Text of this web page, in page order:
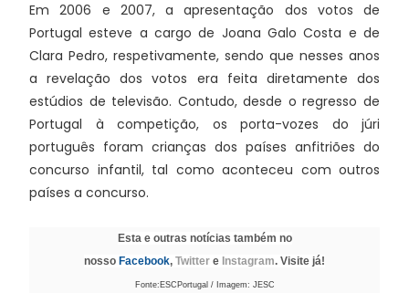
Em 2006 e 2007, a apresentação dos votos de
Portugal esteve a cargo de Joana Galo Costa e de
Clara Pedro, respetivamente, sendo que nesses anos
a revelação dos votos era feita diretamente dos
estúdios de televisão. Contudo, desde o regresso de
Portugal à competição, os porta-vozes do júri
português foram crianças dos países anfitriões do
concurso infantil, tal como aconteceu com outros
países a concurso.
Esta e outras notícias também no
nosso Facebook, Twitter e Instagram. Visite já!
Fonte:ESCPortugal / Imagem: JESC